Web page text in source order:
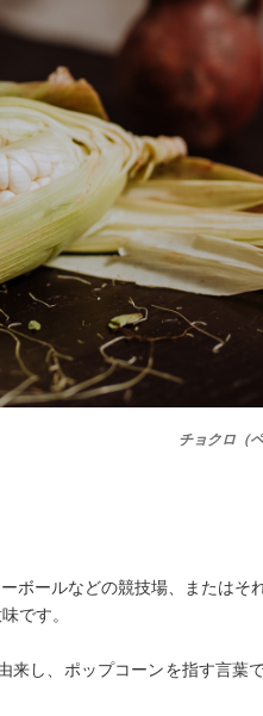
チョクロ（
ボールなどの競技場、またはそ
です。
し、ポップコーンを指す言葉